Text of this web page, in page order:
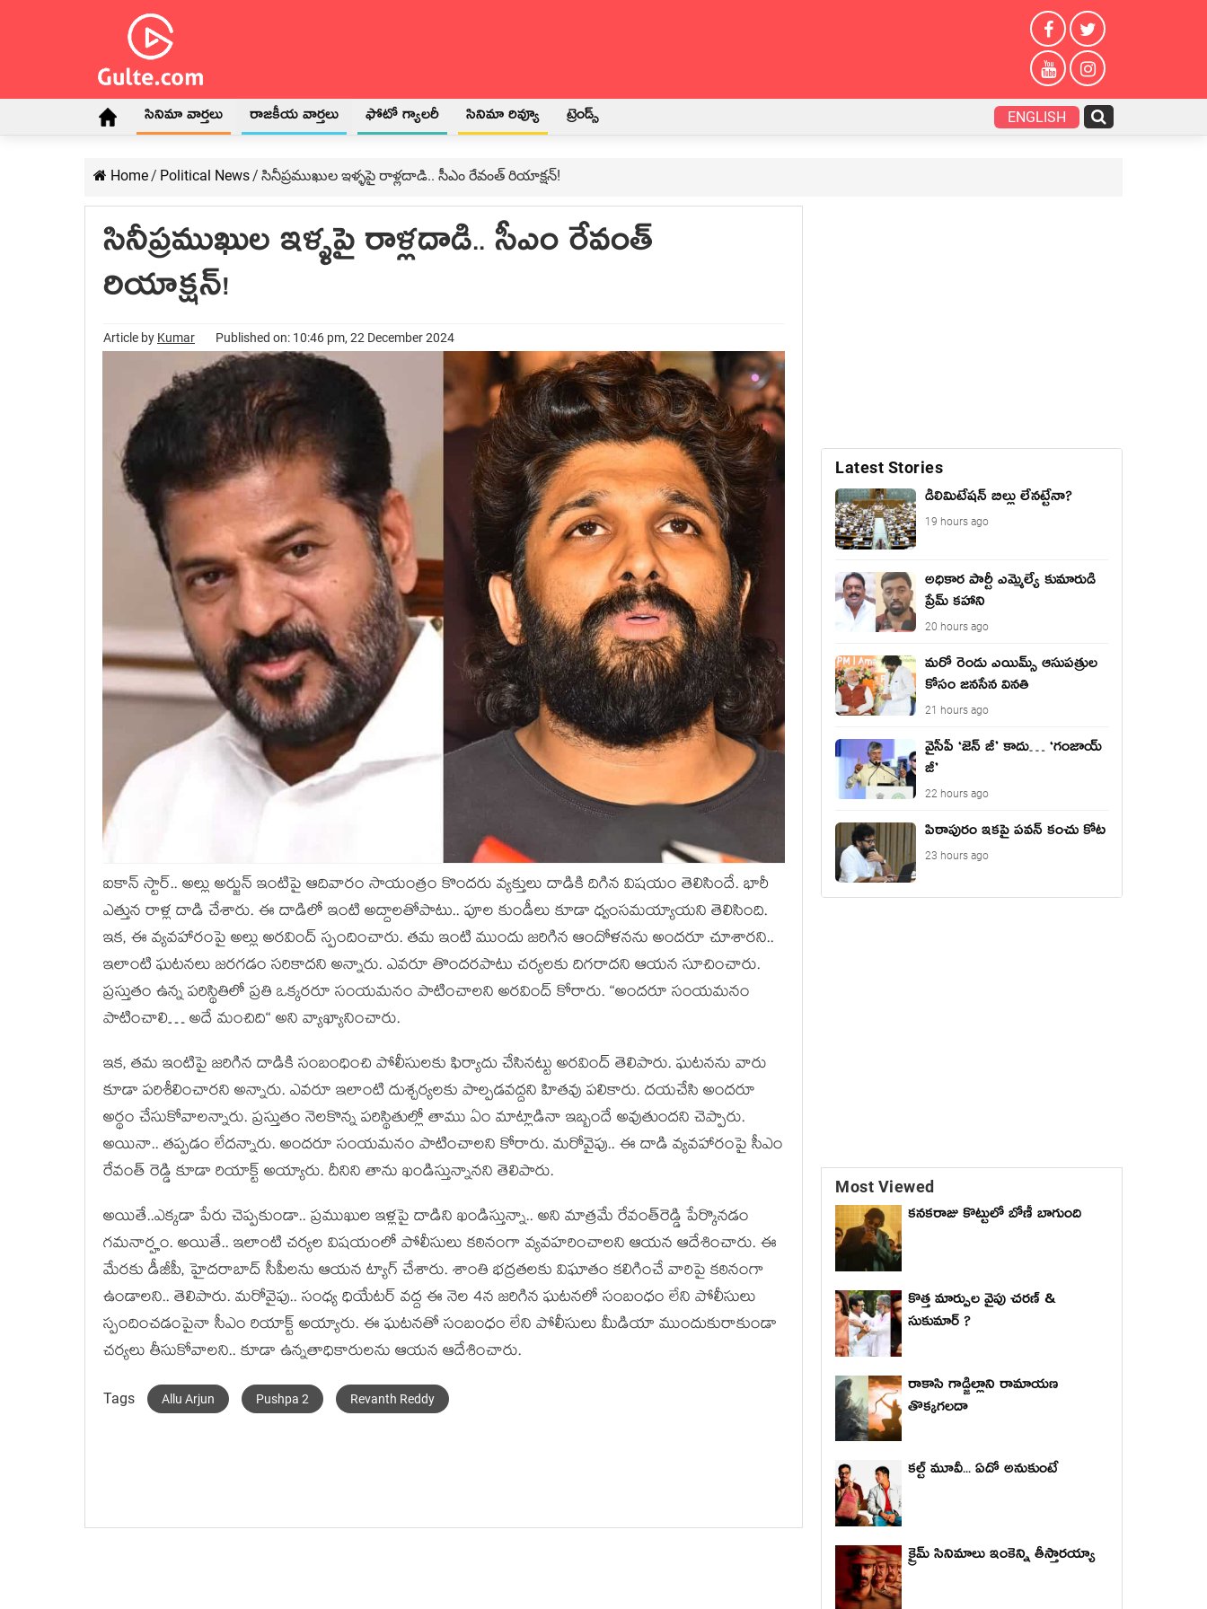
సినిమా వార్తలు రాజకీయ వార్తలు ఫోటో గ్యాలరీ సినిమా రివ్యూ ట్రెండ్స్ ENGLISH
Home/ Political News/ సినీప్రముఖుల ఇళ్ళపై రాళ్ల‌దాడి.. సీఎం రేవంత్ రియాక్ష‌న్!
సినీప్రముఖుల ఇళ్ళపై రాళ్ల‌దాడి.. సీఎం రేవంత్
రియాక్ష‌న్!
Article by Kumar Published on: 10:46 pm, 22 December 2024
ఐకాన్ స్టార్‌.. అల్లు అర్జున్ ఇంటిపై ఆదివారం సాయంత్రం కొంద‌రు వ్య‌క్తులు దాడికి దిగిన విష‌యం తెలిసిందే. భారీ
ఎత్తున రాళ్ల దాడి చేశారు. ఈ దాడిలో ఇంటి అద్దాల‌తోపాటు.. పూల కుండీలు కూడా ధ్వంస‌మ‌య్యాయ‌ని తెలిసింది.
ఇక‌, ఈ వ్య‌వ‌హారంపై అల్లు అర‌వింద్ స్పందించారు. త‌మ ఇంటి ముందు జ‌రిగిన ఆందోళ‌న‌ను అంద‌రూ చూశార‌ని..
ఇలాంటి ఘ‌ట‌న‌లు జ‌ర‌గ‌డం స‌రికాద‌ని అన్నారు. ఎవ‌రూ తొంద‌ర‌పాటు చ‌ర్య‌ల‌కు దిగ‌రాద‌ని ఆయ‌న సూచించారు.
ప్ర‌స్తుతం ఉన్న ప‌రిస్థితిలో ప్ర‌తి ఒక్క‌ర‌రూ సంయ‌మ‌నం పాటించాల‌ని అర‌వింద్ కోరారు. “అందరూ సంయమనం
పాటించాలి… అదే మంచిది“ అని వ్యాఖ్యానించారు.
ఇక‌, త‌మ ఇంటిపై జ‌రిగిన దాడికి సంబంధించి పోలీసుల‌కు ఫిర్యాదు చేసిన‌ట్టు అర‌వింద్ తెలిపారు. ఘ‌ట‌న‌ను వారు
కూడా ప‌రిశీలించార‌ని అన్నారు. ఎవ‌రూ ఇలాంటి దుశ్చ‌ర్య‌ల‌కు పాల్ప‌డ‌వ‌ద్ద‌ని హిత‌వు ప‌లికారు. దయచేసి అందరూ
అర్థం చేసుకోవాలన్నారు. ప్ర‌స్తుతం నెల‌కొన్న పరిస్థితుల్లో తాము ఏం మాట్లాడినా ఇబ్బందే అవుతుంద‌ని చెప్పారు.
అయినా.. త‌ప్ప‌డం లేద‌న్నారు. అంద‌రూ సంయ‌మ‌నం పాటించాల‌ని కోరారు. మ‌రోవైపు.. ఈ దాడి వ్య‌వ‌హారంపై సీఎం
రేవంత్ రెడ్డి కూడా రియాక్ట్ అయ్యారు. దీనిని తాను ఖండిస్తున్నాన‌ని తెలిపారు.
అయితే..ఎక్క‌డా పేరు చెప్ప‌కుండా.. ప్ర‌ముఖుల ఇళ్ల‌పై దాడిని ఖండిస్తున్నా.. అని మాత్ర‌మే రేవంత్‌రెడ్డి పేర్కొన‌డం
గ‌మ‌నార్హం. అయితే.. ఇలాంటి చ‌ర్య‌ల విష‌యంలో పోలీసులు క‌ఠినంగా వ్య‌వ‌హ‌రించాల‌ని ఆయ‌న ఆదేశించారు. ఈ
మేర‌కు డీజీపీ, హైద‌రాబాద్ సీపీల‌ను ఆయ‌న ట్యాగ్ చేశారు. శాంతి భ‌ద్ర‌త‌ల‌కు విఘాతం క‌లిగించే వారిపై క‌ఠినంగా
ఉండాల‌ని.. తెలిపారు. మ‌రోవైపు.. సంధ్య ధియేట‌ర్ వ‌ద్ద ఈ నెల 4న జ‌రిగిన ఘ‌ట‌న‌లో సంబంధం లేని పోలీసులు
స్పందించ‌డంపైనా సీఎం రియాక్ట్ అయ్యారు. ఈ ఘ‌ట‌న‌తో సంబంధం లేని పోలీసులు మీడియా ముందుకురాకుండా
చ‌ర్య‌లు తీసుకోవాల‌ని.. కూడా ఉన్న‌తాధికారుల‌ను ఆయ‌న ఆదేశించారు.
Tags Allu Arjun Pushpa 2 Revanth Reddy
Latest Stories
డీలిమిటేషన్ బిల్లు లేన‌ట్టేనా?
19 hours ago
అధికార పార్టీ ఎమ్మెల్యే కుమారుడి
ప్రేమ్ కహాని
20 hours ago
మరో రెండు ఎయిమ్స్ ఆసుపత్రుల
కోసం జనసేన వినతి
21 hours ago
వైసీపీ ‘జెన్ జీ’ కాదు… ‘గంజాయ్
జీ’
22 hours ago
పిఠాపురం ఇకపై పవన్ కంచు కోట
23 hours ago
Most Viewed
కనకరాజు కొట్టులో బోణీ బాగుంది
కొత్త మార్పుల వైపు చరణ్ &
సుకుమార్ ?
రాకాసి గాడ్జిల్లాని రామాయణ
తొక్కగలదా
కల్ట్ మూవీ... ఏదో అనుకుంటే
క్రైమ్ సినిమాలు ఇంకెన్ని తీస్తారయ్యా